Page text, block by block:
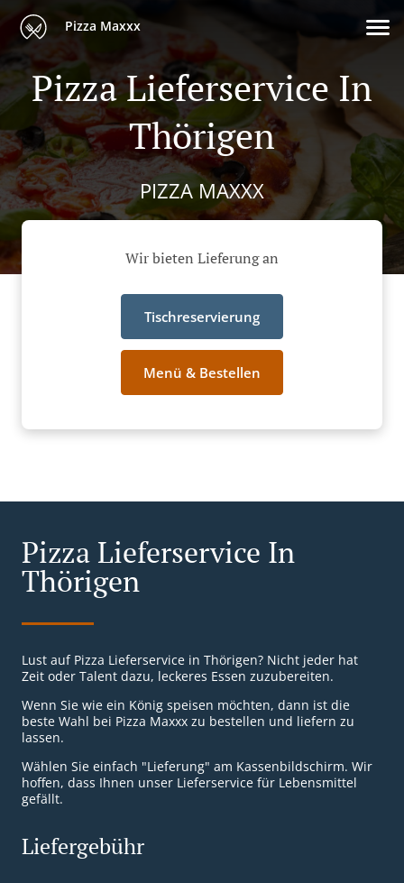
Pizza Maxxx
Pizza Lieferservice In
Thörigen
PIZZA MAXXX
Wir bieten Lieferung an
Tischreservierung
Menü & Bestellen
Pizza Lieferservice In
Thörigen
Lust auf Pizza Lieferservice in Thörigen? Nicht jeder hat
Zeit oder Talent dazu, leckeres Essen zuzubereiten.
Wenn Sie wie ein König speisen möchten, dann ist die
beste Wahl bei Pizza Maxxx zu bestellen und liefern zu
lassen.
Wählen Sie einfach "Lieferung" am Kassenbildschirm. Wir
hoffen, dass Ihnen unser Lieferservice für Lebensmittel
gefällt.
Liefergebühr